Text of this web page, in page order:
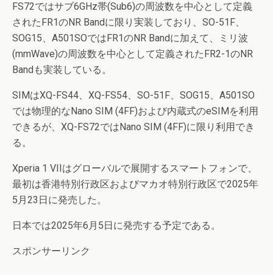
FS72ではサブ6GHz帯(Sub6)の周波数を中心として定義
されたFR1のNR Bandに限り実装しており、SO-51F、
SOG15、A501SOではFR1のNR Bandに加えて、ミリ波
(mmWave)の周波数を中心として定義されたFR2-1のNR
Bandも実装している。
SIMはXQ-FS44、XQ-FS54、SO-51F、SOG15、A501SO
では物理的なNano SIM (4FF)および内蔵式のeSIMを利用
できるが、XQ-FS72ではNano SIM (4FF)に限り利用でき
る。
Xperia 1 VIIはグローバルで展開するスマートフォンで、
最初は香港特別行政区およびマカオ特別行政区で2025年
5月23日に発売した。
日本では2025年6月5日に発売する予定である。
スポンサーリンク